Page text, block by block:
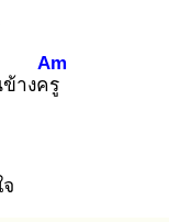
างครู
Am
จ